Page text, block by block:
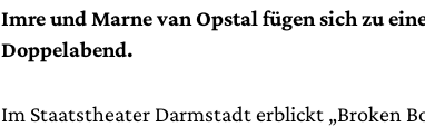
Imre und Marne van Opstal fügen sich zu
Doppelabend.
Im Staatstheater Darmstadt erblickt „Broken